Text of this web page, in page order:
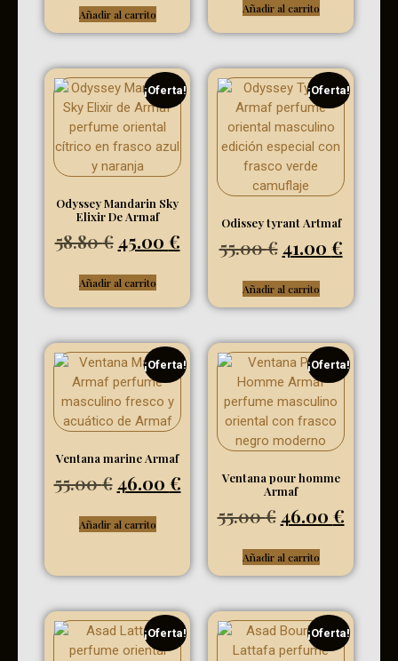
Añadir al carrito Añadir al carrito
¡Oferta!
Odyssey Mandarin Sky
Elixir De Armaf
58.80€ 45.00 €
Añadir al carrito
¡Oferta!
Odissey tyrant Artmaf
55.00€ 41.00 €
Añadir al carrito
¡Oferta!
Ventana marine Armaf
55.00€ 46.00 €
Añadir al carrito
¡Oferta!
Ventana pour homme
Armaf
55.00€ 46.00 €
Añadir al carrito
¡Oferta! ¡Oferta!